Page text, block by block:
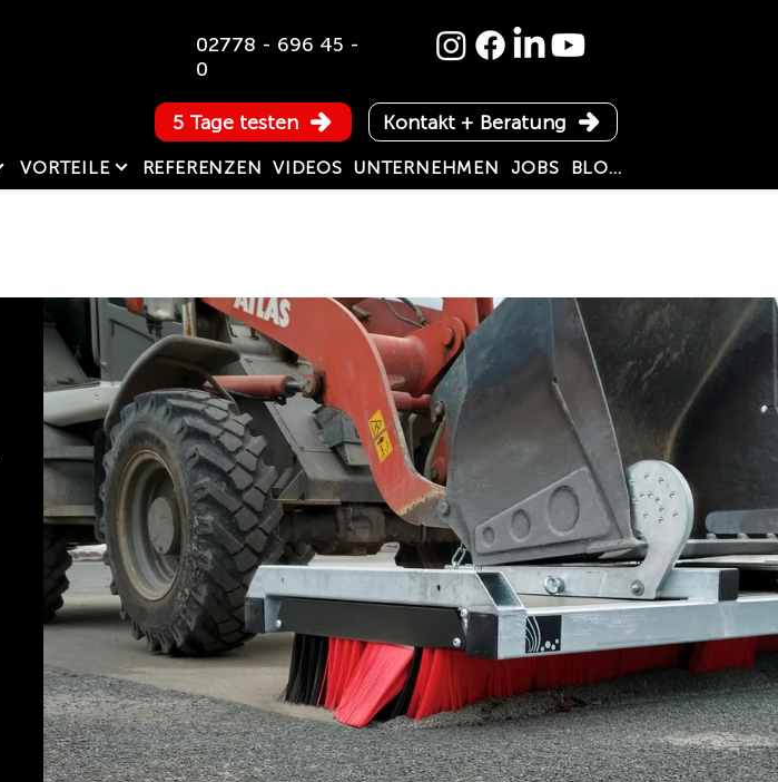
02778 - 696 45 -
0
Kontakt + Beratung
VORTEILE REFERENZEN VIDEOS UNTERNEHMEN JOBS BLOG
5 Tage testen